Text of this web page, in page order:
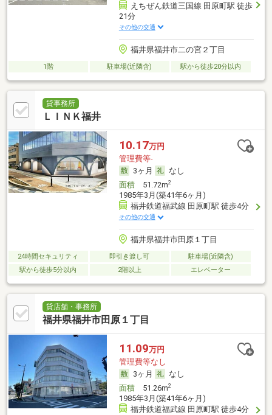
えちぜん鉄道三国線 田原町駅 徒歩
21分
その他の交通
福井県福井市二の宮２丁目
1階 駐車場(近隣含) 駅から徒歩20分以内
貸事務所
ＬＩＮＫ福井
10.17万円
管理費等-
3ヶ月
なし
面積51.72m2
1985年3月(築41年6ヶ月)
福井鉄道福武線 田原町駅 徒歩4分
その他の交通
福井県福井市田原１丁目
24時間セキュリティ 即引き渡し可
駐車場(近隣含)
駅から徒歩5分以内
2階以上 エレベーター
貸店舗・事務所
福井県福井市田原１丁目
11.09万円
管理費等なし
3ヶ月
なし
面積51.26m2
1985年3月(築41年6ヶ月)
福井鉄道福武線 田原町駅 徒歩4分